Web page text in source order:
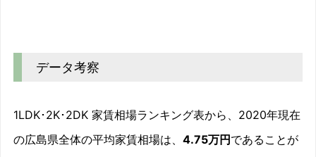
データ考察
1LDK･2K･2DK 家賃相場ランキング表から、2020年現在
の広島県全体の平均家賃相場は、 4.75万円 であることが